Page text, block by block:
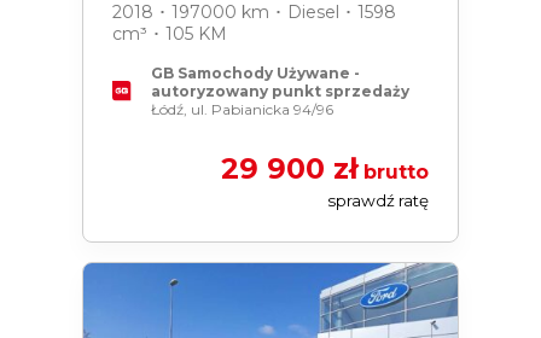
2018 ･ 197000 km ･ Diesel ･ 1598
cm³ ･ 105 KM
GB Samochody Używane -
autoryzowany punkt sprzedaży
Łódź, ul. Pabianicka 94/96
29 900 złbrutto
sprawdź ratę